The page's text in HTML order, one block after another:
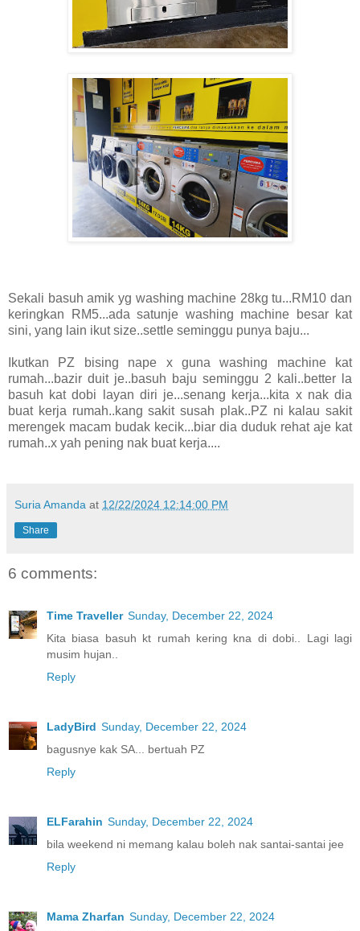
Sekali basuh amik yg washing machine 28kg tu...RM10 dan
keringkan RM5...ada satunje washing machine besar kat
sini, yang lain ikut size..settle seminggu punya baju...
Ikutkan PZ bising nape x guna washing machine kat
rumah...bazir duit je..basuh baju seminggu 2 kali..better la
basuh kat dobi layan diri je...senang kerja...kita x nak dia
buat kerja rumah..kang sakit susah plak..PZ ni kalau sakit
merengek macam budak kecik...biar dia duduk rehat aje kat
rumah..x yah pening nak buat kerja....
Suria Amanda at 12/22/2024 12:14:00 PM
Share
6 comments:
Time Traveller Sunday, December 22, 2024
Kita biasa basuh kt rumah kering kna di dobi.. Lagi lagi
musim hujan..
Reply
LadyBird Sunday, December 22, 2024
bagusnye kak SA... bertuah PZ
Reply
ELFarahin Sunday, December 22, 2024
bila weekend ni memang kalau boleh nak santai-santai jee
Reply
Mama Zharfan Sunday, December 22, 2024